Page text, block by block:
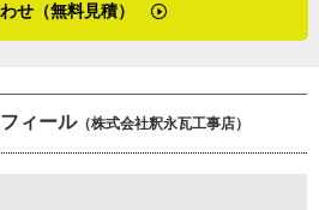
せ（無料見積）
ィール（株式会社釈永瓦工事店）